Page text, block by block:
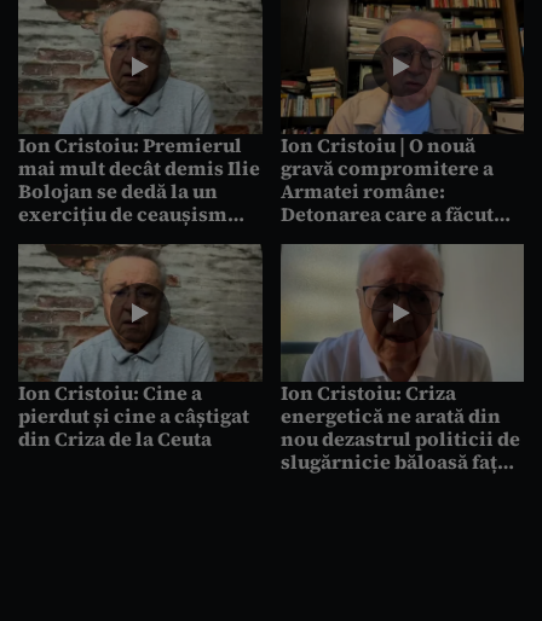
Ion Cristoiu: Premierul
mai mult decât demis Ilie
Bolojan se dedă la un
exercițiu de ceaușism
Ion Cristoiu | O nouă
gravă compromitere a
Armatei române:
Detonarea care a făcut
Ion Cristoiu: Cine a
pierdut și cine a câștigat
din Criza de la Ceuta
Ion Cristoiu: Criza
energetică ne arată din
nou dezastrul politicii de
slugărnicie băloasă față